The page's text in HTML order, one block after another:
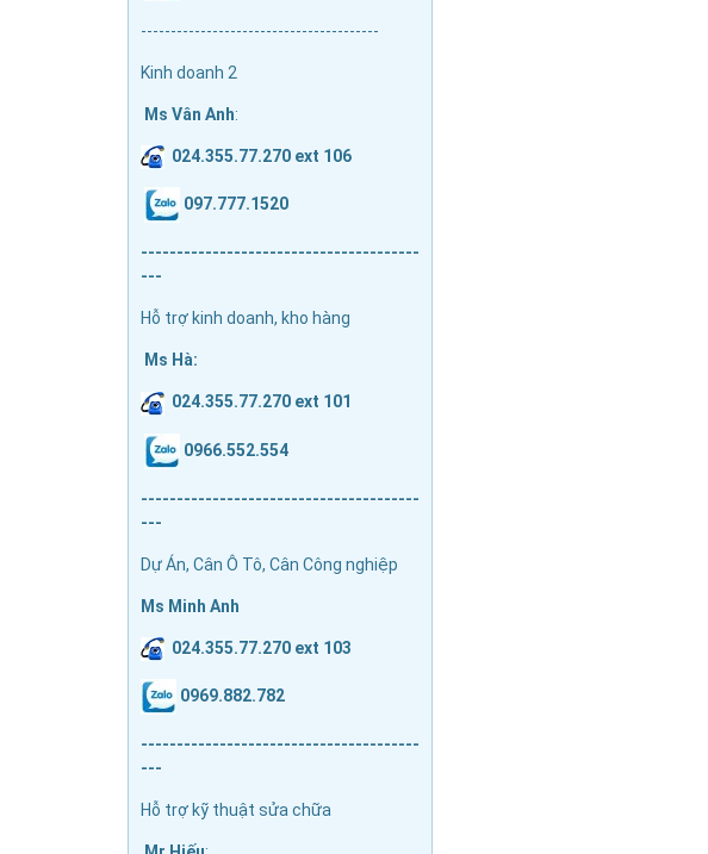
----------------------------------------
Kinh doanh 2
Ms Vân Anh:
024.355.77.270 ext 106
097.777.1520
---------------------------------------
---
Hỗ trợ kinh doanh, kho hàng
Ms Hà:
024.355.77.270 ext 101
0966.552.554
---------------------------------------
---
Dự Án, Cân Ô Tô, Cân Công nghiệp
Ms Minh Anh
024.355.77.270 ext 103
0969.882.782
---------------------------------------
---
Hỗ trợ kỹ thuật sửa chữa